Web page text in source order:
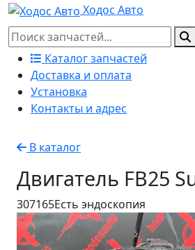
Ходос Авто
Каталог запчастей
Доставка и оплата
Установка
Контакты и адрес
В каталог
Двигатель FB25
307165Есть эндоскопия